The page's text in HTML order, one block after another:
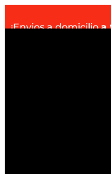
¡Envios a domicilioa